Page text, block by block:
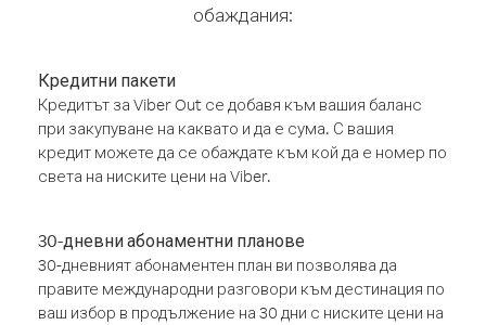
обаждания:
Кредитни пакети
Кредитът за Viber Out се добавя към вашия баланс
при закупуване на каквато и да е сума. С вашия
кредит можете да се обаждате към кой да е номер по
света на ниските цени на Viber.
30-дневни абонаментни планове
30-дневният абонаментен план ви позволява да
правите международни разговори към дестинация по
ваш избор в продължение на 30 дни с ниските цени на